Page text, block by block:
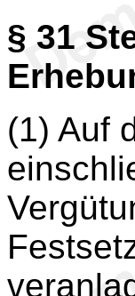
§ 31
(1) Auf